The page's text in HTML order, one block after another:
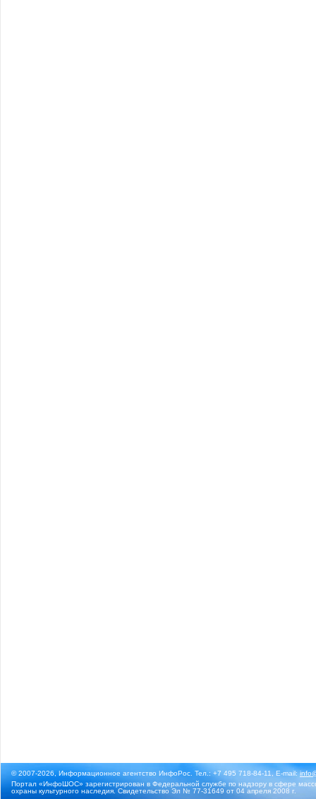
© 2007-2026, Информационное агентство ИнфоРос. Тел.: +7 495 718-84-11, E-mail:
Портал «ИнфоШОС» зарегистрирован в Федеральной службе по надзору в сфере
охраны культурного наследия. Свидетельство Эл № 77-31649 от 04 апреля 2008 г.